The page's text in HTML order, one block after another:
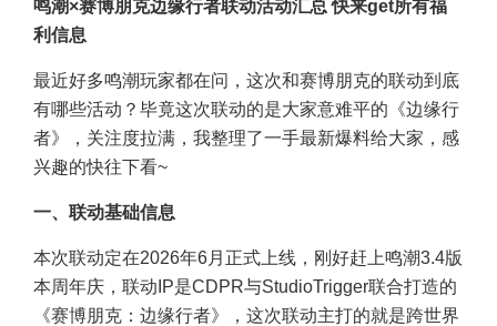
鸣潮×赛博朋克边缘行者联动活动汇总 快来get所有福
利信息
最近好多鸣潮玩家都在问，这次和赛博朋克的联动到底
有哪些活动？毕竟这次联动的是大家意难平的《边缘行
者》，关注度拉满，我整理了一手最新爆料给大家，感
兴趣的快往下看~
一、联动基础信息
本次联动定在2026年6月正式上线，刚好赶上鸣潮3.4版
本周年庆，联动IP是CDPR与StudioTrigger联合打造的
《赛博朋克：边缘行者》，这次联动主打的就是跨世界